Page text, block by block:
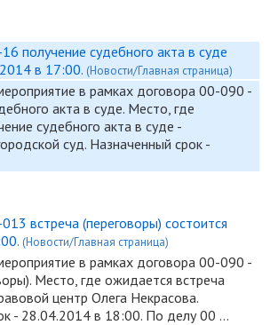
получение судебного акта в суде
в 17:00. (Новости/Главная страница)
в рамках договора 00-090 -
акта в суде. Место, где
судебного акта в суде -
суд. Назначенный срок -
встреча (переговоры) состоится
(Новости/Главная страница)
в рамках договора 00-090 -
Место, где ожидается встреча
центр Олега Некрасова.
- 28.04.2014 в 18:00. По делу 00 …